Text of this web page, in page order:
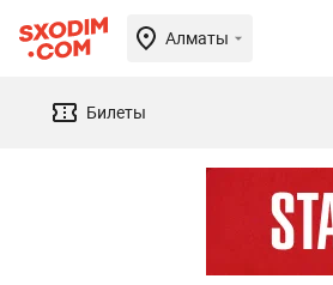
Алматы
Билеты